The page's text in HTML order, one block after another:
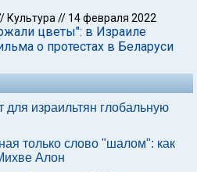
Культура // 14 февраля 2022
цветы": в Израиле
о протестах в Беларуси
для израильтян глобальную
только слово "шалом": как
Алон